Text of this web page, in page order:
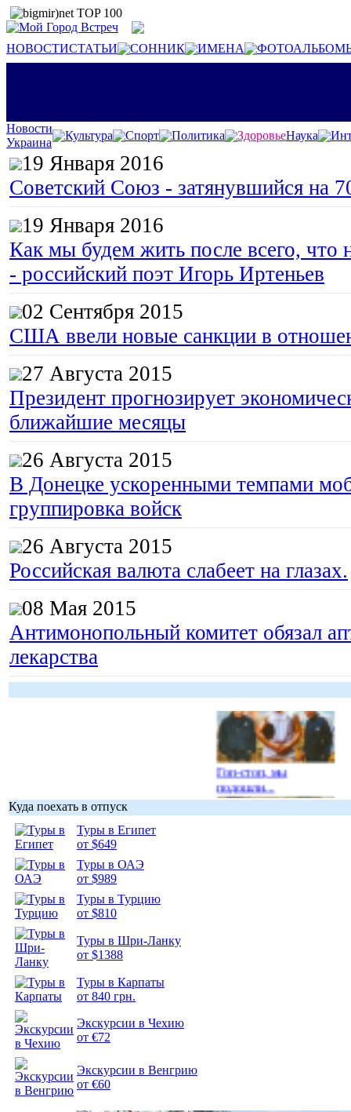
НОВОСТИСТАТЬИ СОННИК ИМЕНА
Новости
Украина
Культура Спорт Политика ЗдоровьеНаука
19 Января 2016
Советский Союз - затянувшийся на
19 Января 2016
Как мы будем жить после всего, что
- российский поэт Игорь Иртеньев
02 Сентября 2015
США ввели новые санкции в
27 Августа 2015
Президент прогнозирует
ближайшие месяцы
26 Августа 2015
В Донецке ускоренными темпами
группировка войск
26 Августа 2015
Российская валюта слабеет на глазах.
08 Мая 2015
Антимонопольный комитет обязал
лекарства
Гоп-стоп, мы
подошли...
Куда поехать в отпуск
Туры в Египет
от $649
Туры в ОАЭ
от $989
Туры в Турцию
от $810
Туры в Шри-Ланку
от $1388
Туры в Карпаты
от 840 грн.
Экскурсии в Чехию
от €72
Экскурсии в Венгрию
от €60